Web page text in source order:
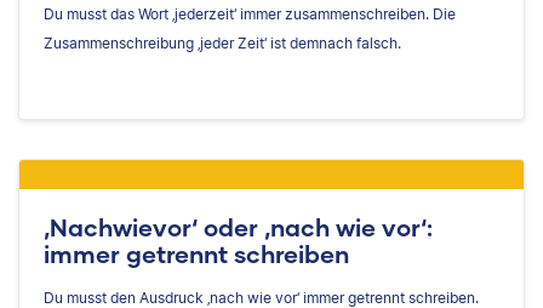
Du musst das Wort ‚jederzeit‘ immer zusammenschreiben. Die
Zusammenschreibung ‚jeder Zeit‘ ist demnach falsch.
‚Nachwievor‘ oder ‚nach wie vor‘:
immer getrennt schreiben
Du musst den Ausdruck ‚nach wie vor‘ immer getrennt schreiben.